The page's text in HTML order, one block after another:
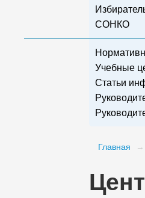
СОНКО
Учебные
Статьи
Главная →